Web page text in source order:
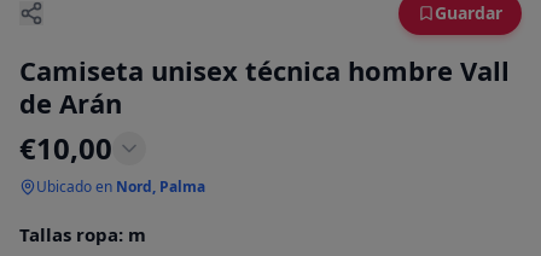
Guardar
Camiseta unisex técnica hombre Vall
de Arán
€10,00
Ubicado en Nord, Palma
Tallas ropa: m